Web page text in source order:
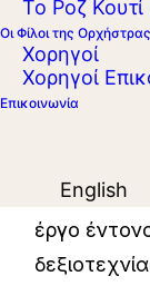
Το Ροζ
Οι Φίλοι της Ορχήστρας
Χορηγοί
Χορηγοί
Επικοινωνία
English
τη
του
από τα
έργο